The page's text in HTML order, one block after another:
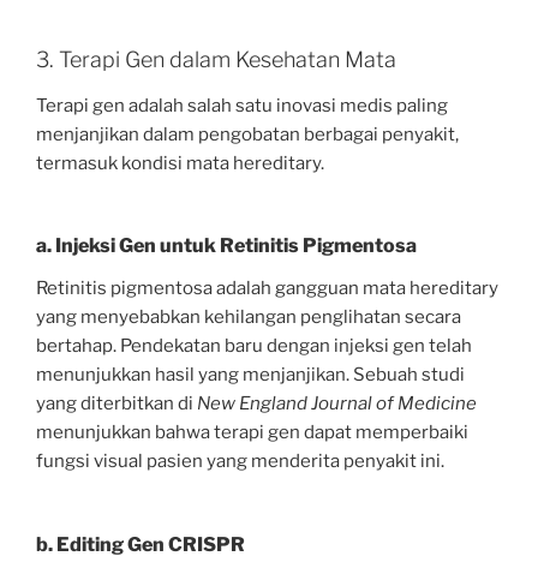
3. Terapi Gen dalam Kesehatan Mata
Terapi gen adalah salah satu inovasi medis paling
menjanjikan dalam pengobatan berbagai penyakit,
termasuk kondisi mata hereditary.
a. Injeksi Gen untuk Retinitis Pigmentosa
Retinitis pigmentosa adalah gangguan mata hereditary
yang menyebabkan kehilangan penglihatan secara
bertahap. Pendekatan baru dengan injeksi gen telah
menunjukkan hasil yang menjanjikan. Sebuah studi
yang diterbitkan di New England Journal of Medicine
menunjukkan bahwa terapi gen dapat memperbaiki
fungsi visual pasien yang menderita penyakit ini.
b. Editing Gen CRISPR